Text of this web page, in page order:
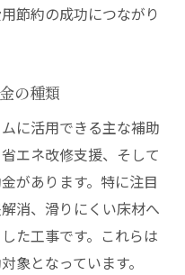
節約の成功につながり
の種類
に活用できる主な補助
エネ改修支援、そして
があります。特に注目
消、滑りにくい床材へ
た工事です。これらは
象となっています。